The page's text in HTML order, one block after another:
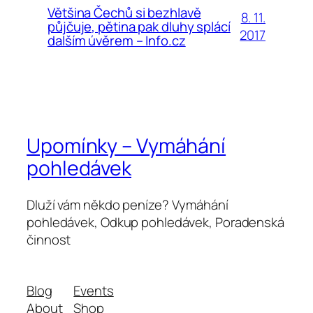
Většina Čechů si bezhlavě
půjčuje, pětina pak dluhy splácí
dalším úvěrem – Info.cz
8. 11.
2017
Upomínky – Vymáhání
pohledávek
Dluží vám někdo peníze? Vymáhání
pohledávek, Odkup pohledávek, Poradenská
činnost
Blog
About
Events
Shop